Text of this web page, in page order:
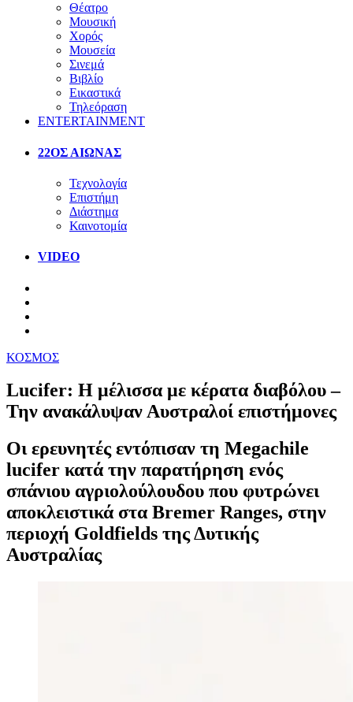
Θέατρο
Μουσική
Χορός
Μουσεία
Σινεμά
Βιβλίο
Εικαστικά
Τηλεόραση
ENTERTAINMENT
22ΟΣ ΑΙΩΝΑΣ
Τεχνολογία
Επιστήμη
Διάστημα
Καινοτομία
VIDEO
ΚΟΣΜΟΣ
Lucifer: Η μέλισσα με κέρατα διαβόλου –
Την ανακάλυψαν Αυστραλοί επιστήμονες
Οι ερευνητές εντόπισαν τη Megachile
lucifer κατά την παρατήρηση ενός
σπάνιου αγριολούλουδου που φυτρώνει
αποκλειστικά στα Bremer Ranges, στην
περιοχή Goldfields της Δυτικής
Αυστραλίας